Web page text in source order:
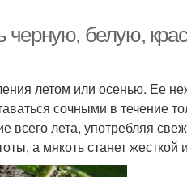
черную, белую,
летом или осенью. Ее
сочными в течение
всего лета, употребляя
а мякоть станет жесткой